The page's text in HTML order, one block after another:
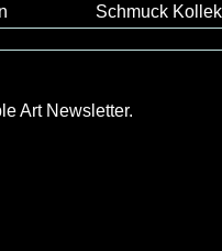
Schmuck
Art Newsletter.